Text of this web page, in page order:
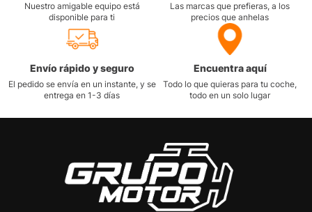
Nuestro amigable equipo está
disponible para ti
Las marcas que prefieras, a los
precios que anhelas
Envío rápido y seguro
El pedido se envía en un instante, y se
entrega en 1-3 días
Encuentra aquí
Todo lo que quieras para tu coche,
todo en un solo lugar